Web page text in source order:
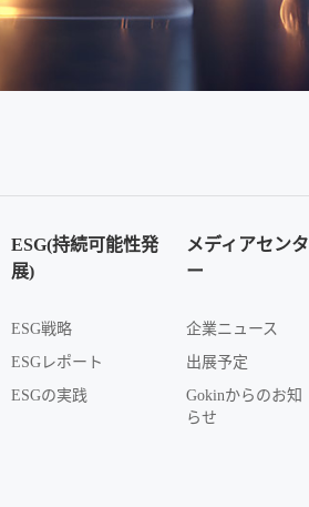
ESG(持続可能性発
展)
ESG戦略
ESGレポート
ESGの実践
メディアセンタ
ー
企業ニュース
出展予定
Gokinからのお知
らせ